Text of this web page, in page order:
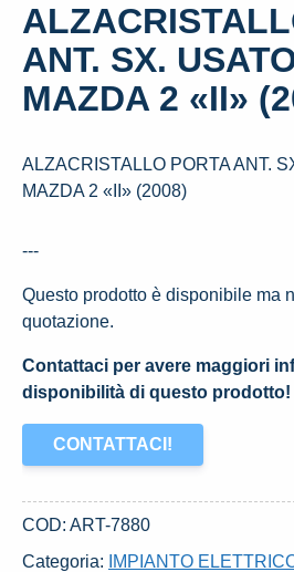
ANT. SX.
MAZDA 2 «II»
ALZACRISTALLO PORTA ANT.
MAZDA 2 «II» (2008)
---
Questo prodotto è disponibile ma
quotazione.
Contattaci per avere maggiori
disponibilità di questo prodotto!
CONTATTACI!
COD: ART-7880
Categoria:
IMPIANTO